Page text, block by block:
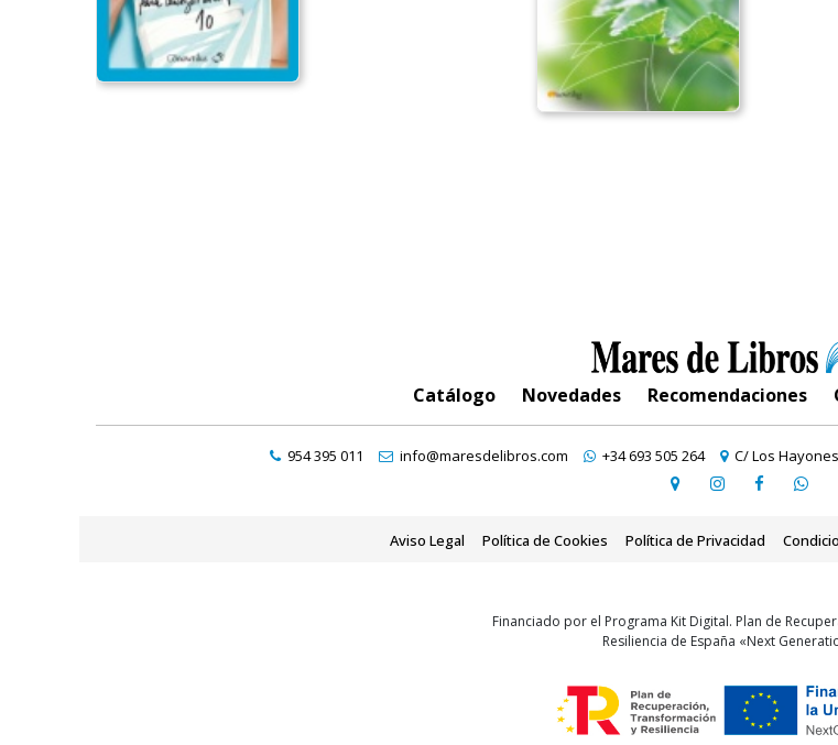
Catálogo Novedades Recomendaciones
954 395 011 info@maresdelibros.com +34 693 505 264 C/ Los
Aviso Legal Política de Cookies Política de Privacidad
Financiado por el Programa Kit Digital. Plan de
Resiliencia de España «Next